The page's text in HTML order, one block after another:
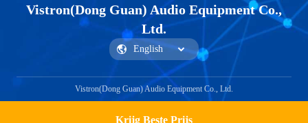
Krijg Beste Prijs
Vistron(Dong Guan) Audio Equipment Co.,
Ltd.
Vistron(Dong Guan) Audio Equipment Co., Ltd.